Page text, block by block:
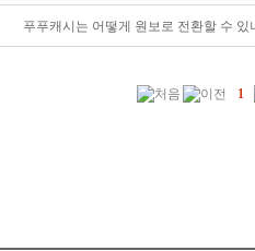
푸푸캐시는 어떻게 원보로 전환할 수 있
1